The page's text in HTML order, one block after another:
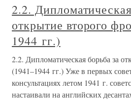
2.2.
открытие второго
1944 гг.)
2.2. Дипломатическая борьба за
(1941–1944 гг.) Уже в первых
консультациях летом 1941 г.
настаивали на английских